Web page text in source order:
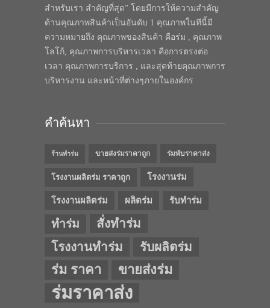
สำหรับเรา สำคัญที่สุด” โดยมีการให้ความสำคัญ
ด้านคุณภาพสินค้าเป็นอันดับ 1 คุณภาพในทีนี้มี
ความหมายถึง คุณภาพของสินค้า คือร่ม , คุณภาพ
โลโก้, คุณภาพการบริหารเวลา คือการตรงต่อ
เวลา คุณภาพการบริการ , และสุดท้ายคุณภาพการ
บริหารงาน และหน้าที่ต่างๆภายในองค์กร
คำค้นหา
ร้านทำร่ม ขายส่งร่มราคาถูก ร่มพับราคาส่ง
โรงงานผลิตร่ม ราคาถูก โรงงานร่ม
โรงงานผลิตร่ม ผลิตร่ม รับทำร่ม
ทำร่ม
สั่งทำร่ม
โรงงานทำร่ม
รับผลิตร่ม
ร่ม ราคา ขายส่งร่ม
ร่มราคาส่ง